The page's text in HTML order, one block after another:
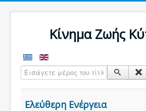
Κίνημα Ζωής
Εισάγετε μέρος του τίτλου.
Ελεύθερη Ενέργεια